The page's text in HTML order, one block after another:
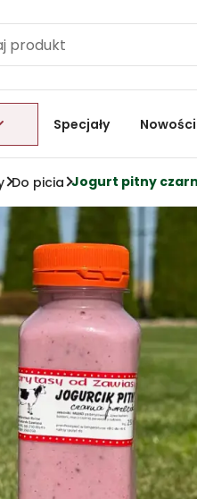
Esc.
Specjały
Nowości
Do picia Jogurt pitny